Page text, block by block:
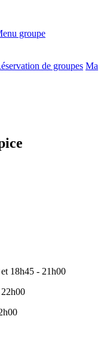
groupe
de groupes Ma
18h45 - 21h00